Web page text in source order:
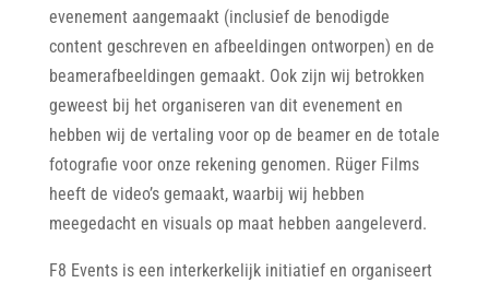
evenement aangemaakt (inclusief de benodigde
content geschreven en afbeeldingen ontworpen) en de
beamerafbeeldingen gemaakt. Ook zijn wij betrokken
geweest bij het organiseren van dit evenement en
hebben wij de vertaling voor op de beamer en de totale
fotografie voor onze rekening genomen. Rüger Films
heeft de video’s gemaakt, waarbij wij hebben
meegedacht en visuals op maat hebben aangeleverd.
F8 Events is een interkerkelijk initiatief en organiseert